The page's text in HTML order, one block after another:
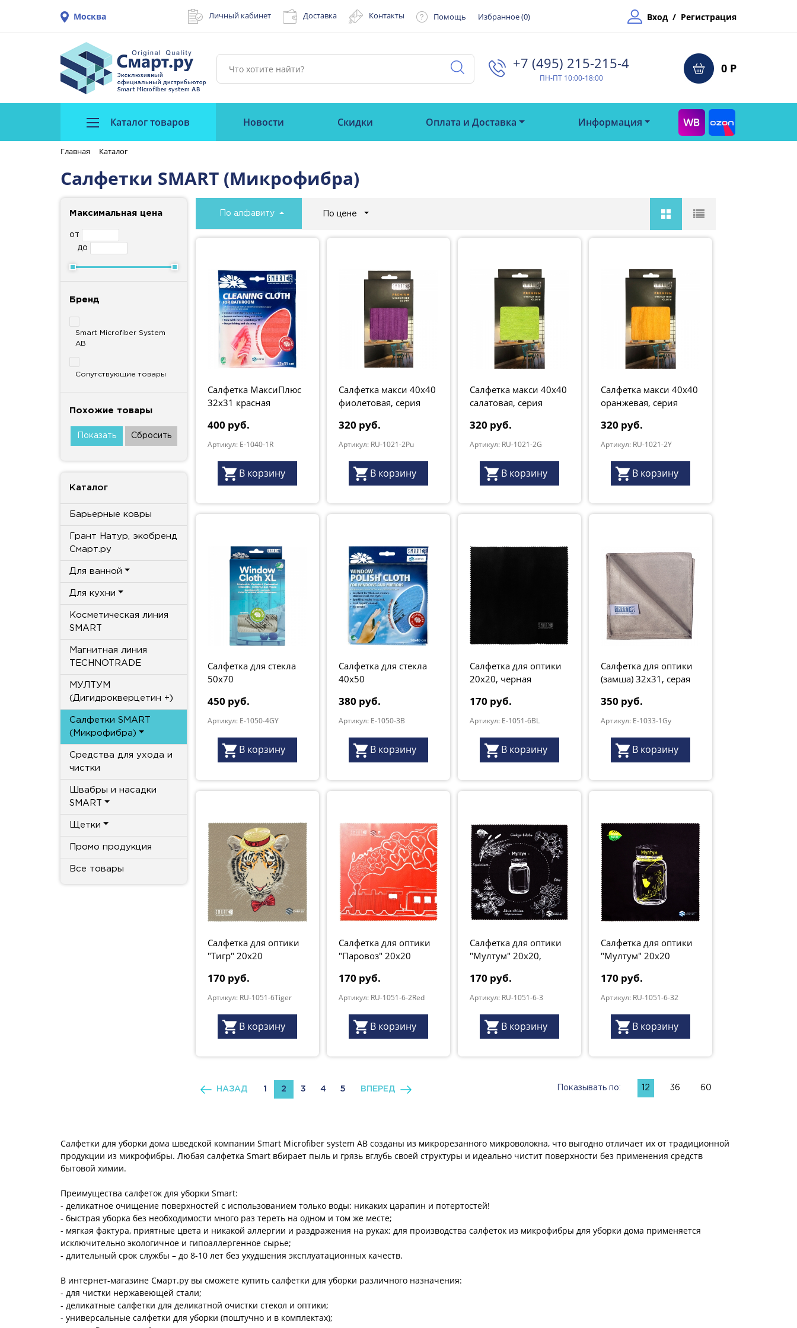
Москва Личный кабинет Доставка Контакты Помощь Избранное (0) Вход / Регистрация
+7 (495) 215-215-4⁠
ПН-ПТ 10:00-18:00
0 Р
Каталог товаров Новости Скидки Оплата и Доставка Информация
Главная Каталог
Салфетки SMART (Микрофибра)
Максимальная цена
от
до
Бренд
Smart Microfiber System
AB
Сопутствующие товары
Похожие товары
Каталог
Барьерные ковры
Грант Натур, экобренд
Смарт.ру
Для ванной
Для кухни
Косметическая линия
SMART
Магнитная линия
TECHNOTRADE
МУЛТУМ
(Дигидрокверцетин +)
Салфетки SMART
(Микрофибра)
Средства для ухода и
чистки
Швабры и насадки
SMART
Щетки
Промо продукция
Все товары
По алфавиту По цене
Салфетка МаксиПлюс
32х31 красная
400 руб.
Артикул: E-1040-1R
В корзину
Салфетка макси 40х40
фиолетовая, серия
320 руб.
Артикул: RU-1021-2Pu
В корзину
Салфетка макси 40х40
салатовая, серия
320 руб.
Артикул: RU-1021-2G
В корзину
Салфетка макси 40х40
оранжевая, серия
320 руб.
Артикул: RU-1021-2Y
В корзину
Салфетка для стекла
50x70
450 руб.
Артикул: E-1050-4GY
В корзину
Салфетка для стекла
40x50
380 руб.
Артикул: E-1050-3B
В корзину
Салфетка для оптики
20х20, черная
170 руб.
Артикул: E-1051-6BL
В корзину
Салфетка для оптики
(замша) 32х31, серая
350 руб.
Артикул: E-1033-1Gy
В корзину
Салфетка для оптики
"Тигр" 20х20
170 руб.
Артикул: RU-1051-6Tiger
В корзину
Салфетка для оптики
"Паровоз" 20х20
170 руб.
Артикул: RU-1051-6-2Red
В корзину
Салфетка для оптики
"Мултум" 20х20,
170 руб.
Артикул: RU-1051-6-3
В корзину
Салфетка для оптики
"Мултум" 20х20
170 руб.
Артикул: RU-1051-6-32
В корзину
НАЗАД 1 2 3 4 5 ВПЕРЕД Показывать по: 12 36 60
Салфетки для уборки дома шведской компании Smart Microfiber system AB созданы из микрорезанного микроволокна, что выгодно отличает их от традиционной
продукции из микрофибры. Любая салфетка Smart вбирает пыль и грязь вглубь своей структуры и идеально чистит поверхности без применения средств
бытовой химии.
Преимущества салфеток для уборки Smart:
- деликатное очищение поверхностей с использованием только воды: никаких царапин и потертостей!
- быстрая уборка без необходимости много раз тереть на одном и том же месте;
- мягкая фактура, приятные цвета и никакой аллергии и раздражения на руках: для производства салфеток из микрофибры для уборки дома применяется
исключительно экологичное и гипоаллергенное сырье;
- длительный срок службы – до 8-10 лет без ухудшения эксплуатационных качеств.
В интернет-магазине Смарт.ру вы сможете купить салфетки для уборки различного назначения:
- для чистки нержавеющей стали;
- деликатные салфетки для деликатной очистки стекол и оптики;
- универсальные салфетки для уборки (поштучно и в комплектах);